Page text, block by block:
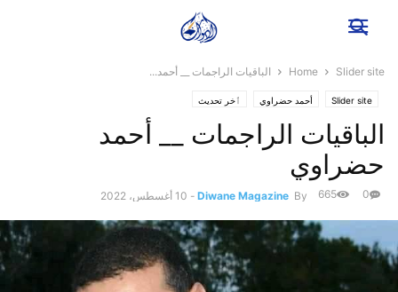
Home Slider site الباقيات الراجمات __ أحمد...
Slider site أحمد حضراوي ٱخر تحديث
الباقيات الراجمات __ أحمد
حضراوي
By
Diwane Magazine
- 10 أغسطس، 2022 0
665